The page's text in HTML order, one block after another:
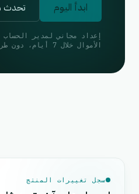
ابدأ اليوم تحدث
إعداد مجاني لمدير
الأموال خلال 7 أيام، دون طرح أي أسئلة
سجل تغييرات المنتج